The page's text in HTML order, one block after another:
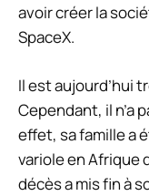
avoir créer la
SpaceX.
Il est aujourd’hui
Cependant, il n’a
effet, sa famille a
variole en Afrique
décès a mis fin à